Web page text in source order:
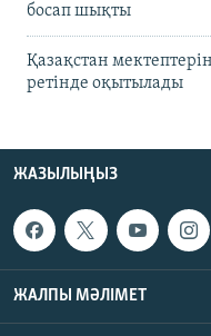
босап шықты
Қазақстан
ретінде оқытылады
ЖАЗЫЛЫҢЫЗ
ЖАЛПЫ МӘЛІМЕТ